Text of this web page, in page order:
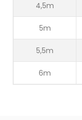
4,5m
5m
5,5m
6m